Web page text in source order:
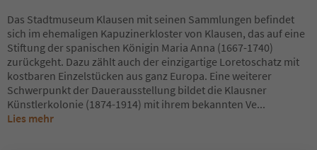
Das Stadtmuseum Klausen mit seinen Sammlungen befindet
sich im ehemaligen Kapuzinerkloster von Klausen, das auf eine
Stiftung der spanischen Königin Maria Anna (1667-1740)
zurückgeht. Dazu zählt auch der einzigartige Loretoschatz mit
kostbaren Einzelstücken aus ganz Europa. Eine weiterer
Schwerpunkt der Dauerausstellung bildet die Klausner
Künstlerkolonie (1874-1914) mit ihrem bekannten Ve...
Lies mehr